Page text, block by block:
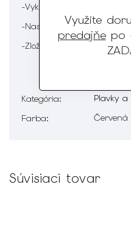
Využite
predajňepo
-Vykrojenie
-Nastaviteľné ramienka
-Zloženie : 80% polyester
Kategória:
Plavky a
Farba: Červená
Súvisiaci tovar